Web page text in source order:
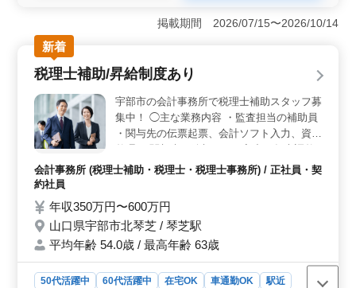
所での経験を活かし、顧問先巡回や税務申告、経営支援
など幅広い業務に携われます。多様な企業への定期訪問
や研修を通じて、税務や経営に関する知識とスキルを向
上させることが可能です。経験10年以上の方や税理士資
格をお持ちの方には条件面での優遇もあります。 働
きやすい環境と柔軟な対応が魅力です 週5日勤務で土日
祝が休みのため、プライベートも大切にできます。残業
は月10時間程度と少なく、ワークライフバランスを保て
る環境です。マイカー通勤が可能で通勤手当も実費支給
されるため、快適に通勤できます。希望条件や待遇につ
いても柔軟に相談可能です。 充実した待遇で長期的
に働けます 賞与は年3回（計3ヶ月分）支給され、安定
した収入が得られます。社会保険が完備されており、安
心して長期的に働ける環境が整っています。50代・60代
も活躍している職場で、幅広い年代の方にとって働きや
すい環境です。
掲載期間 2026/07/15〜2026/10/14
新着
税理士補助/昇給制度あり
宇部市の会計事務所で税理士補助スタッフ募
集中！ ◯主な業務内容 ・監査担当の補助員
・関与先の伝票起票、会計ソフト入力、資料
事務 ・月次報告書、決算・申告書の出力・
さい！ ＊賞与あり ＊昇給制度あり ＊車通勤
OK ＊50歳以上活躍中 ＊60歳以上活躍中
会計事務所 (税理士補助・税理士・税理士事務所) / 正社員・契
約社員
年収350万円〜600万円
山口県宇部市北琴芝 / 琴芝駅
平均年齢 54.0歳 / 最高年齢 63歳
50代活躍中 60代活躍中 在宅OK 車通勤OK
駅近